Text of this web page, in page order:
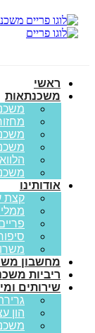
ראשי
משכנתאות
אודותינו
קצת
מחשבון
ריביות
שירותים
הון